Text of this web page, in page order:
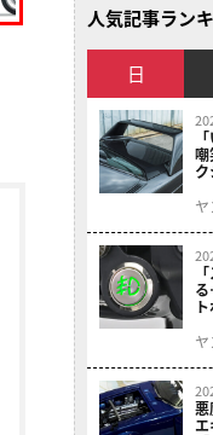
人気記事ラン
日
悪
エ